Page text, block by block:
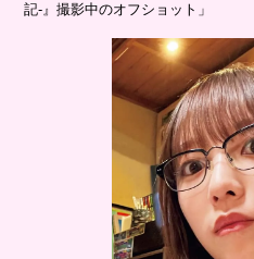
記-』撮影中のオフショット」